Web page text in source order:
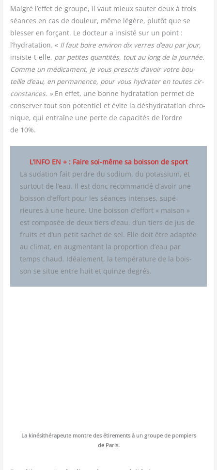
Mal­gré l’effet de groupe, il vaut mieux sau­ter deux à trois
séances en cas de dou­leur, même légère, plu­tôt que se
bles­ser en for­çant. Le doc­teur a insis­té sur un point :
l’hydratation. « Il faut boire envi­ron dix verres d’eau par jour,
insiste-t-elle, par petites quan­ti­tés, tout au long de la jour­née.
Comme un médi­ca­ment, je vous pres­cris d’avoir votre bou­
teille d’eau, en per­ma­nence, pour vous hydra­ter en toutes cir­
cons­tances. » En effet, une bonne hydra­ta­tion per­met de
conser­ver tout son poten­tiel et évite la déshy­dra­ta­tion chro­
nique, qui entraîne une perte de capa­ci­tés de l’ordre
de 10%.
L’INFO EN + : Faire soi-même sa boisson de sport
La suda­tion fait perdre du sodium, du potas­sium, et
sur­tout de l’eau. Il est donc recom­man­dé d’avoir une
bois­son d’effort pour les séances intenses, supé­
rieures à une heure. Une bois­son d’effort « mai­son »
est com­po­sée de deux tiers d’eau, d’un tiers de jus de
fruits et d’un petit sachet de sel. Elle doit être adap­tée
au cli­mat, en aug­men­tant la pro­por­tion d’eau par
temps chaud. Idéa­le­ment, la tem­pé­ra­ture de la bois­
son se situe entre huit et quinze degrés.
La kiné­si­thé­ra­peute montre des éti­re­ments à un groupe de pom­piers
de Paris.